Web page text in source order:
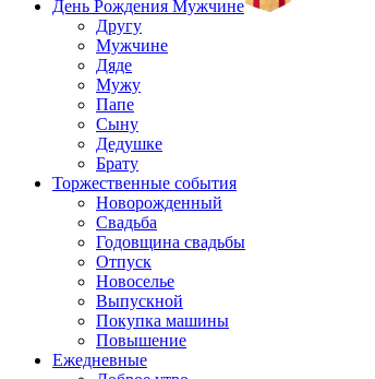
День Рождения Мужчине
Другу
Мужчине
Дяде
Мужу
Папе
Сыну
Дедушке
Брату
Торжественные события
Новорожденный
Свадьба
Годовщина свадьбы
Отпуск
Новоселье
Выпускной
Покупка машины
Повышение
Ежедневные